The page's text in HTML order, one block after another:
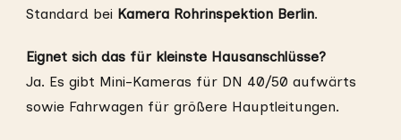
Standard bei Kamera Rohrinspektion Berlin.
Eignet sich das für kleinste Hausanschlüsse?
Ja. Es gibt Mini-Kameras für DN 40/50 aufwärts
sowie Fahrwagen für größere Hauptleitungen.